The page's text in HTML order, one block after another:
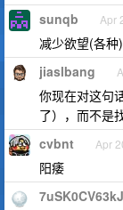
sunqb Apr
减少欲望(各种)
jiaslbang
你现在对这句
了），而不是
cvbnt Apr
阳痿